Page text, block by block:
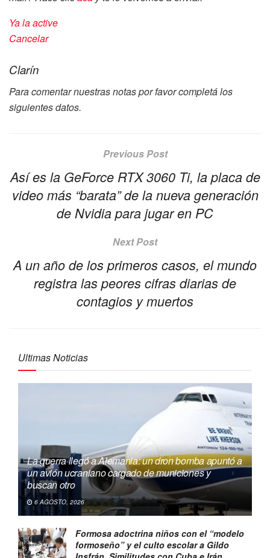
Ya la active
Cancelar
Clarín
Para comentar nuestras notas por favor completá los
siguientes datos.
Previous Post
Así es la GeForce RTX 3060 Ti, la placa de
video más “barata” de la nueva generación
de Nvidia para jugar en PC
Next Post
A un año de los primeros casos, el mundo
registra las peores cifras diarias de
contagios y muertos
Ultimas Noticias
La guerra llegó a Alemania: un dron bomba apuntó a
un avión ucraniano cargado de municiones y
buscan otro
6 AGOSTO, 2026
Formosa adoctrina niños con el “modelo
formoseño” y el culto escolar a Gildo